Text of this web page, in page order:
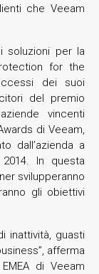
che Veeam
soluzioni per la
for the
dei suoi
del premio
vincenti
di Veeam,
dall’azienda a
In questa
svilupperanno
gli obiettivi
inattività, guasti
afferma
di Veeam